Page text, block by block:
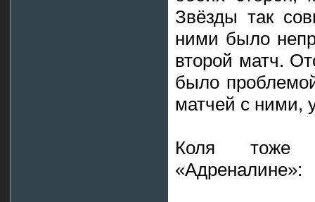
Звёзды так
ними было
второй матч.
было
матчей с ними,
Коля тоже
«Адреналине»: